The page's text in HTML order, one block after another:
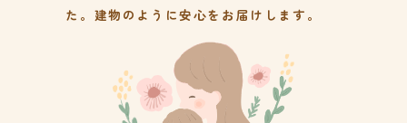
た。建物のように安心をお届けします。